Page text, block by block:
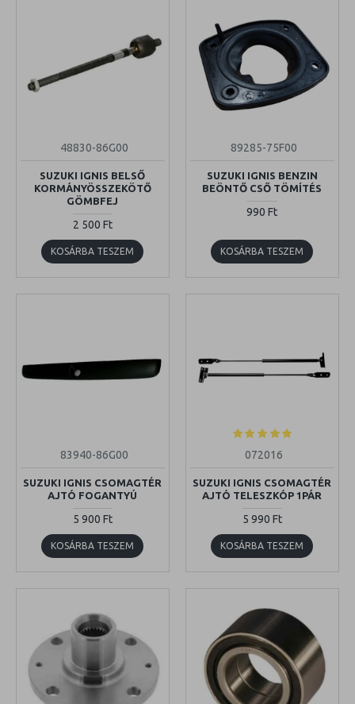
48830-86G00
SUZUKI IGNIS BELSŐ
KORMÁNYÖSSZEKÖTŐ
GÖMBFEJ
2 500 Ft
KOSÁRBA TESZEM
89285-75F00
SUZUKI IGNIS BENZIN
BEÖNTŐ CSŐ TÖMÍTÉS
990 Ft
KOSÁRBA TESZEM
83940-86G00
SUZUKI IGNIS CSOMAGTÉR
AJTÓ FOGANTYÚ
5 900 Ft
KOSÁRBA TESZEM
072016
SUZUKI IGNIS CSOMAGTÉR
AJTÓ TELESZKÓP 1PÁR
5 990 Ft
KOSÁRBA TESZEM